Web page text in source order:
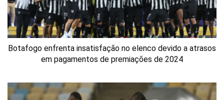
Botafogo enfrenta insatisfação no elenco devido a atrasos
em pagamentos de premiações de 2024